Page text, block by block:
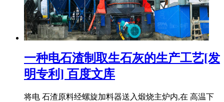
一种电石渣制取生石灰的生产工艺[发
明专利] 百度文库
将电 石渣原料经螺旋加料器送入煅烧主炉内,在 高温下